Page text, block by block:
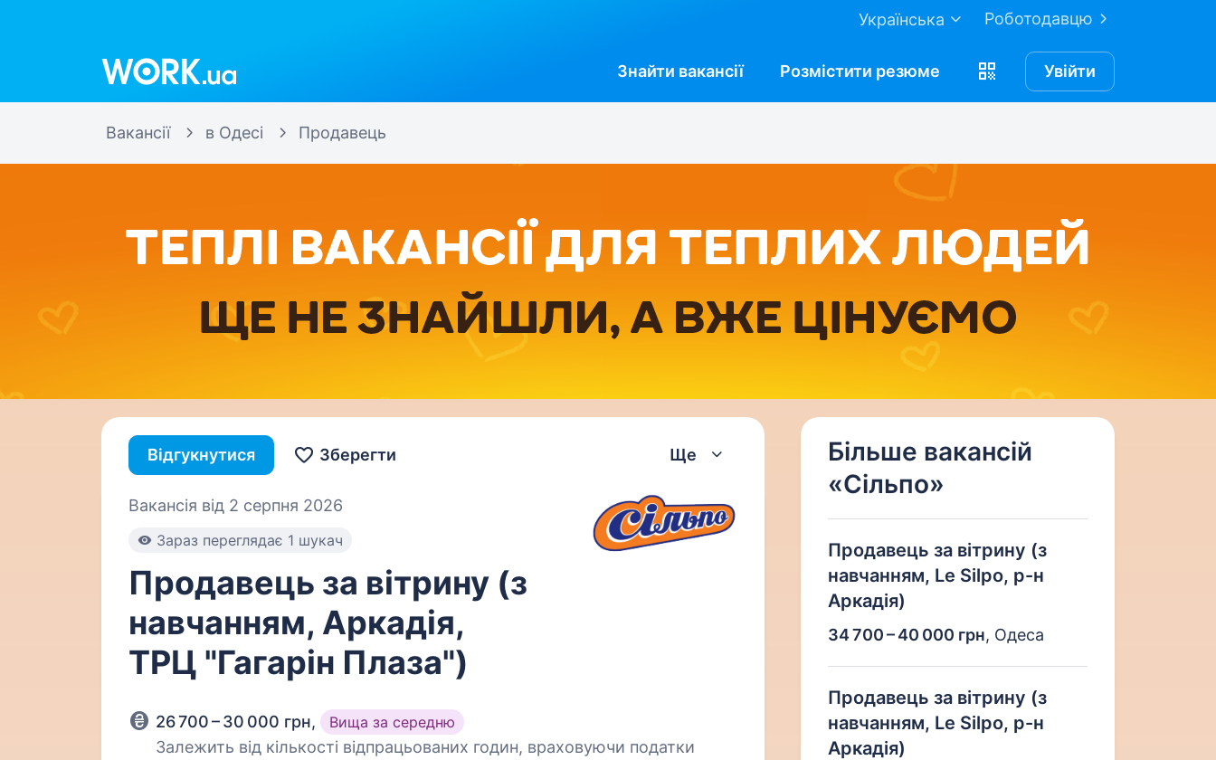
Роботодавцю
Українська
Знайти вакансії Розмістити резюме Увійти
Вакансії в Одесі Продавець
Відгукнутися Зберегти Ще
Вакансія від 2 серпня 2026
Зараз переглядає 1 шукач
Продавець за вітрину (з
навчанням, Аркадія,
ТРЦ "Гагарін Плаза")
26 700 – 30 000 грн, Вища за середню
Залежить від кількості відпрацьованих годин, враховуючи податки
Більше вакансій
«Сільпо»
Продавець за вітрину (з
навчанням, Le Silpo, р-н
Аркадія)
34 700 – 40 000 грн, Одеса
Продавець за вітрину (з
навчанням, Le Silpo, р-н
Аркадія)